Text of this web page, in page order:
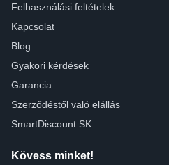
Felhasználási feltételek
Kapcsolat
Blog
Gyakori kérdések
Garancia
Szerződéstől való elállás
SmartDiscount SK
Kövess minket!